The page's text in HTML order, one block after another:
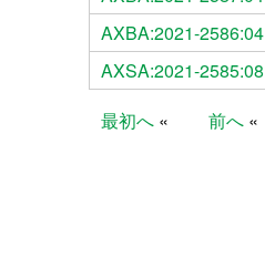
AXBA:2021-2586:04
AXSA:2021-2585:08
最初へ 前へ